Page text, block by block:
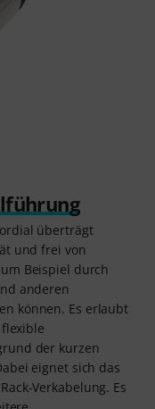
überträgt
und frei von
Beispiel durch
anderen
können. Es erlaubt
der kurzen
eignet sich das
Verkabelung. Es